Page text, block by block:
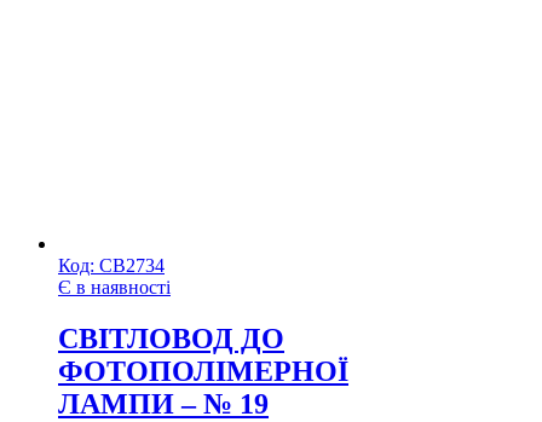
Код: СВ2734
Є в наявності
CВІТЛОВОД ДО
ФОТОПОЛІМЕРНОЇ
ЛАМПИ – № 19